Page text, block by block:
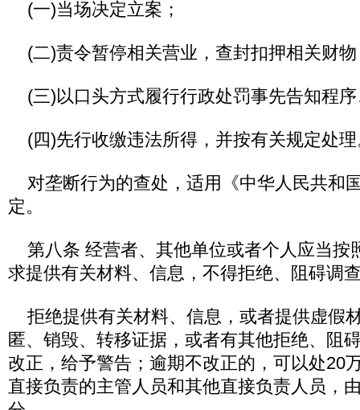
(一)当场决定立案；
(二)责令暂停相关营业，查封扣押相关财
(三)以口头方式履行行政处罚事先告知程
(四)先行收缴违法所得，并按有关规定处
对垄断行为的查处，适用《中华人民共和
定。
第八条 经营者、其他单位或者个人应当按
求提供有关材料、信息，不得拒绝、阻碍调
拒绝提供有关材料、信息，或者提供虚假
匿、销毁、转移证据，或者有其他拒绝、阻
改正，给予警告；逾期不改正的，可以处20
直接负责的主管人员和其他直接负责人员，